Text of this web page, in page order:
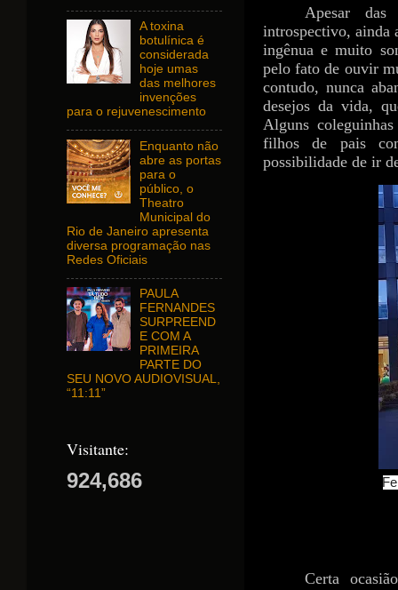
Apesar das
introspectivo, ainda
ingênua e muito
pelo fato de ouvir
contudo, nunca
desejos da vida,
Alguns
filhos de pais
possibilidade de ir
Certa
A toxina
botulínica é
considerada
hoje umas
das melhores
invenções
para o rejuvenescimento
Enquanto não
abre as portas
para o
público, o
Theatro
Municipal do
Rio de Janeiro apresenta
diversa programação nas
Redes Oficiais
PAULA
FERNANDES
SURPREEND
E COM A
PRIMEIRA
PARTE DO
SEU NOVO AUDIOVISUAL,
“11:11”
Visitante:
924,686